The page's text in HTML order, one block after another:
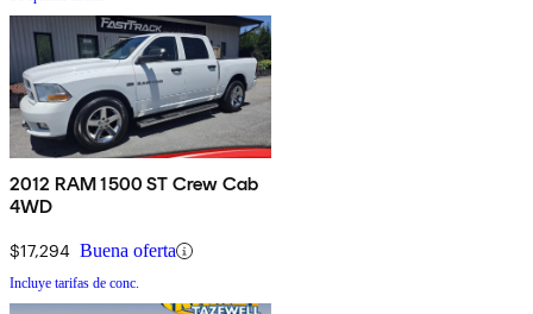
2012 RAM 1500 ST Crew Cab
4WD
$17,294 Buena oferta
Incluye tarifas de conc.